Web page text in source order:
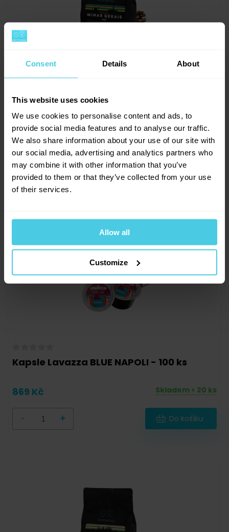
Consent Details About
This website uses cookies
We use cookies to personalise content and ads, to
provide social media features and to analyse our traffic.
We also share information about your use of our site with
our social media, advertising and analytics partners who
may combine it with other information that you’ve
provided to them or that they’ve collected from your use
of their services.
Allow all
Customize
Brazílie Minas Gerais (bez kofeinu) -
289 Kč Skladem > 10 ks
- + Do košíku
Kapsle Lavazza BLUE NAPOLI - 100 ks
869 Kč Skladem > 20 ks
+ Do košíku
Sleva 10 % na kávu
Aromaniac? Stačí vyplnit vaši e-mailovou adresu
a obratem vám zašleme slevový kupon... Navíc
novinkách na našem e-shopu!